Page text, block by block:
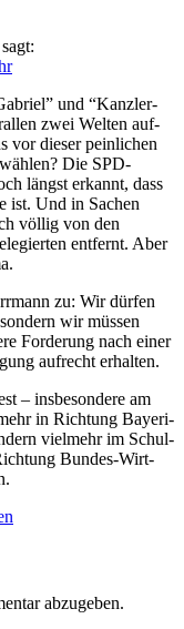
sagt:
und “Kanz­ler­
zwei Wel­ten auf­
vor die­ser pein­li­chen
Die SPD-
längst erkannt, dass
ist. Und in Sachen
völ­lig von den
ent­fernt. Aber
zu: Wir dür­fen
wir müs­sen
For­de­rung nach einer
auf­recht erhalten.
– ins­be­son­de­re am
in Rich­tung Baye­ri­
viel­mehr im Schul­
Bun­des-Wirt­
abzugeben.